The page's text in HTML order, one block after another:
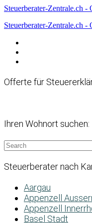
Steuerberater-Zentrale.ch
Steuerberater-Zentrale.ch
Offerte für
Ihren Wohnort suchen:
Steuerberater nach
Aargau
Appenzell
Appenzell
Basel Stadt